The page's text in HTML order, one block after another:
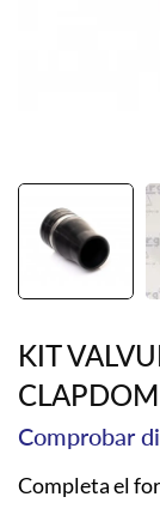
KIT
CLAPDOM
Comprobar
Completa el